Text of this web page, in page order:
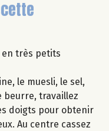
en très petits
le muesli, le sel,
beurre, travaillez
doigts pour obtenir
Au centre cassez